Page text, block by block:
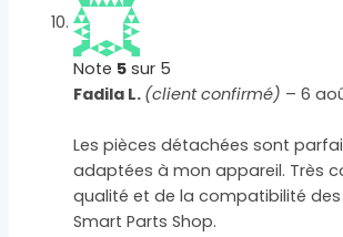
Note 5 sur 5
Fadila L. (client confirmé) – 6
Les pièces détachées sont
adaptées à mon appareil. Très
qualité et de la compatibilité
Smart Parts Shop.